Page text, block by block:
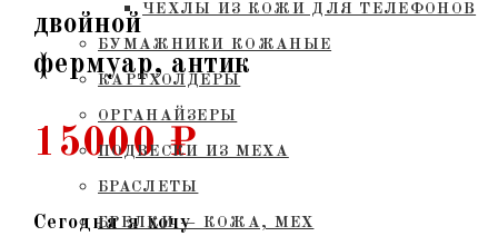
ЧЕХЛЫ ИЗ КОЖИ ДЛЯ ТЕЛЕФОНОВ
БУМАЖНИКИ КОЖАНЫЕ
КАРТХОЛДЕРЫ
ОРГАНАЙЗЕРЫ
ПОДВЕСКИ ИЗ МЕХА
БРАСЛЕТЫ
БРЕЛКИ — КОЖА, МЕХ
двойной
фермуар, антик
15000₽
Сегодня я хочу